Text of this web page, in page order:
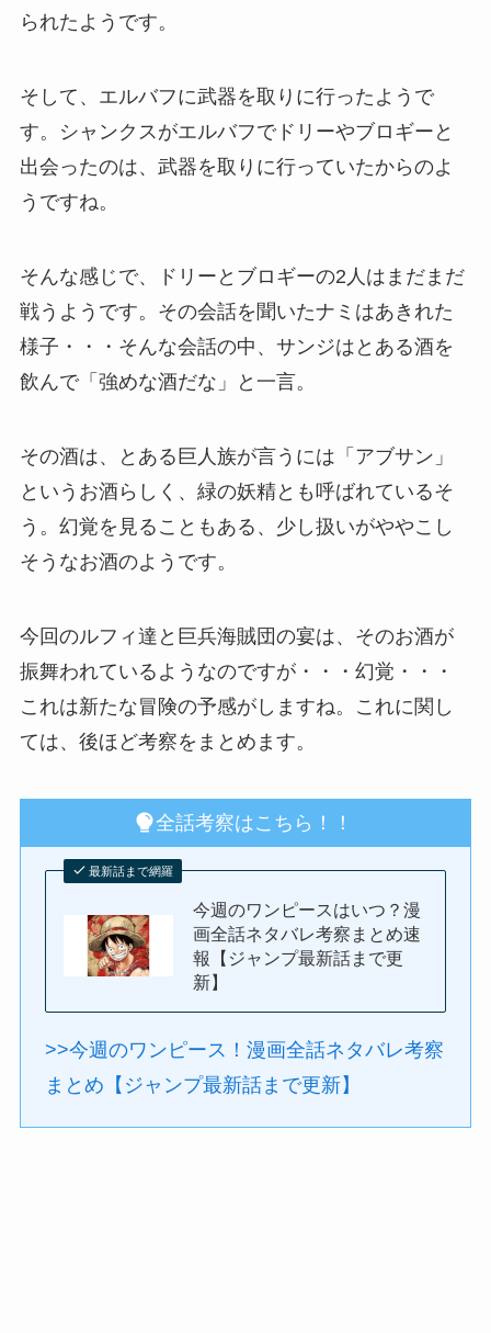
られたようです。
そして、エルバフに武器を取りに行ったようで
す。シャンクスがエルバフでドリーやブロギーと
出会ったのは、武器を取りに行っていたからのよ
うですね。
そんな感じで、ドリーとブロギーの2人はまだまだ
戦うようです。その会話を聞いたナミはあきれた
様子・・・そんな会話の中、サンジはとある酒を
飲んで「強めな酒だな」と一言。
その酒は、とある巨人族が言うには「アブサン」
というお酒らしく、緑の妖精とも呼ばれているそ
う。幻覚を見ることもある、少し扱いがややこし
そうなお酒のようです。
今回のルフィ達と巨兵海賊団の宴は、そのお酒が
振舞われているようなのですが・・・幻覚・・・
これは新たな冒険の予感がしますね。これに関し
ては、後ほど考察をまとめます。
全話考察はこちら！！
最新話まで網羅
今週のワンピースはいつ？漫
画全話ネタバレ考察まとめ速
報【ジャンプ最新話まで更
新】
>>今週のワンピース！漫画全話ネタバレ考察
まとめ【ジャンプ最新話まで更新】